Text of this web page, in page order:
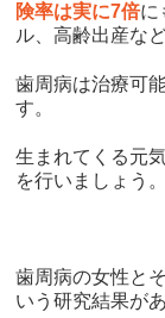
険率は実に7倍に
ル、高齢出産な
歯周病は治療可
す。
生まれてくる元
を行いましょう。
歯周病の女性と
いう研究結果が